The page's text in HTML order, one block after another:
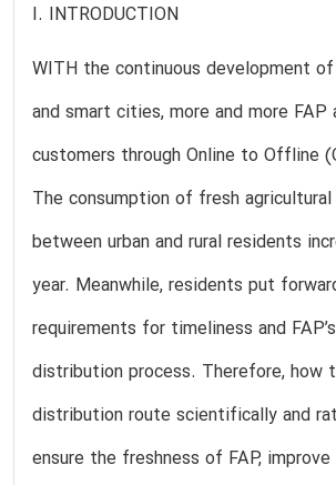
I. INTRODUCTION
WITH the continuous development
and smart cities, more and more
customers through Online to Offline
The consumption of fresh
between urban and rural residents
year. Meanwhile, residents put
requirements for timeliness and
distribution process. Therefore, how
distribution route scientifically and
ensure the freshness of FAP,